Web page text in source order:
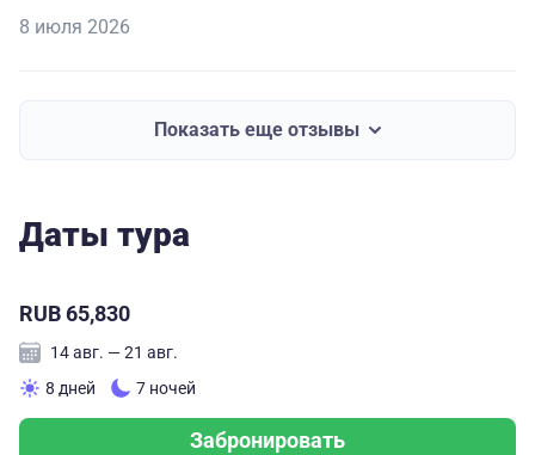
8 июля 2026
Показать еще отзывы
Даты тура
RUB 65,830
14 авг. — 21 авг.
8 дней
7 ночей
Забронировать